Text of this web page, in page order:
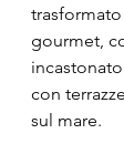
gourmet,
con
sul mare.